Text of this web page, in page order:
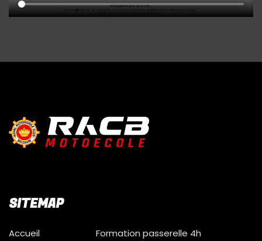
SITEMAP
Accueil
Formation passerelle 4h